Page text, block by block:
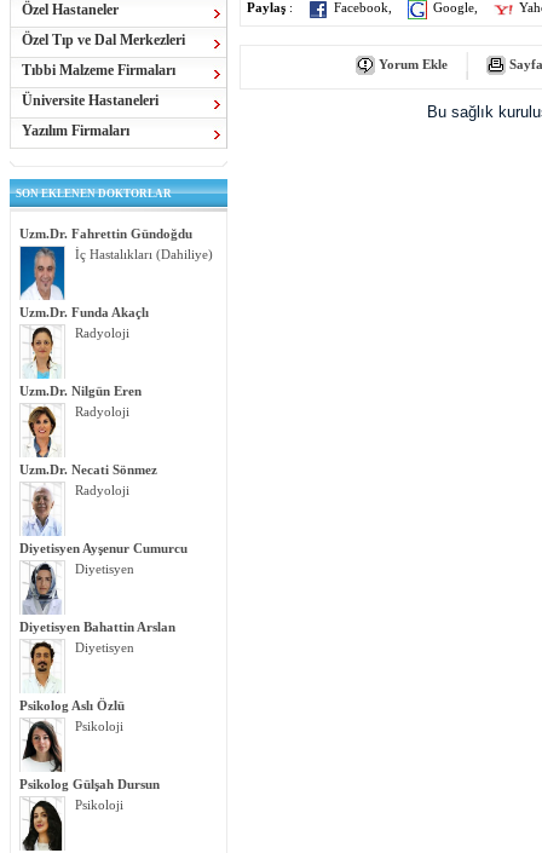
Özel Hastaneler
Özel Tıp ve Dal Merkezleri
Tıbbi Malzeme Firmaları
Üniversite Hastaneleri
Yazılım Firmaları
SON EKLENEN DOKTORLAR
Uzm.Dr. Fahrettin Gündoğdu
İç Hastalıkları (Dahiliye)
Uzm.Dr. Funda Akaçlı
Radyoloji
Uzm.Dr. Nilgün Eren
Radyoloji
Uzm.Dr. Necati Sönmez
Radyoloji
Diyetisyen Ayşenur Cumurcu
Diyetisyen
Diyetisyen Bahattin Arslan
Diyetisyen
Psikolog Aslı Özlü
Psikoloji
Psikolog Gülşah Dursun
Psikoloji
Paylaş : Facebook Google
Yorum Ekle
Bu sağlık